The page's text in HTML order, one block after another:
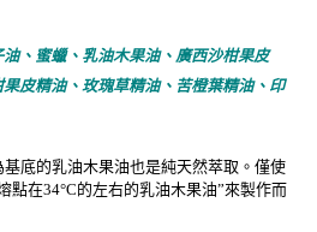
、蜜蠟、乳油木果油、廣西沙柑果皮
皮精油、玫瑰草精油、苦橙葉精油、印
底的乳油木果油也是純天然萃取。僅使
點在34°C的左右的乳油木果油”來製作而